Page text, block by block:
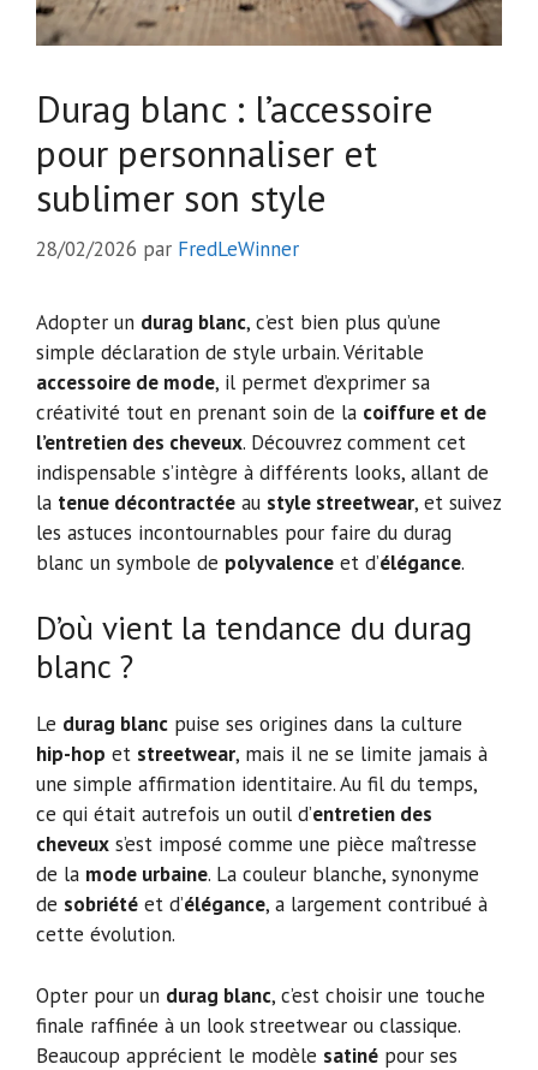
Durag blanc : l’accessoire
pour personnaliser et
sublimer son style
28/02/2026 par FredLeWinner
Adopter un durag blanc, c’est bien plus qu’une
simple déclaration de style urbain. Véritable
accessoire de mode, il permet d’exprimer sa
créativité tout en prenant soin de la coiffure et de
l’entretien des cheveux. Découvrez comment cet
indispensable s’intègre à différents looks, allant de
la tenue décontractée au style streetwear, et suivez
les astuces incontournables pour faire du durag
blanc un symbole de polyvalence et d’élégance.
D’où vient la tendance du durag
blanc ?
Le durag blanc puise ses origines dans la culture
hip-hop et streetwear, mais il ne se limite jamais à
une simple affirmation identitaire. Au fil du temps,
ce qui était autrefois un outil d’entretien des
cheveux s’est imposé comme une pièce maîtresse
de la mode urbaine. La couleur blanche, synonyme
de sobriété et d’élégance, a largement contribué à
cette évolution.
Opter pour un durag blanc, c’est choisir une touche
finale raffinée à un look streetwear ou classique.
Beaucoup apprécient le modèle satiné pour ses